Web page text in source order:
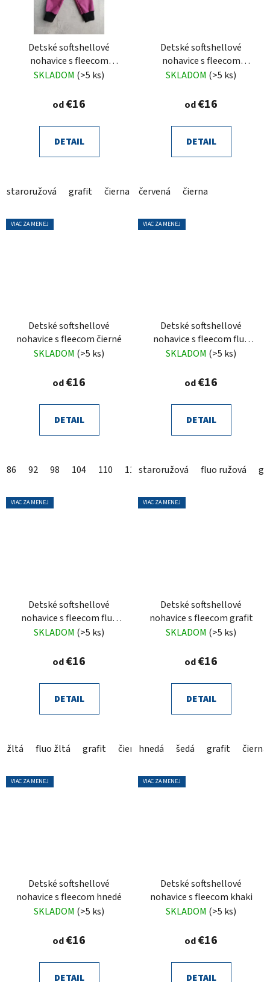
Detské softshellové
nohavice s fleecom
cyklámenové
SKLADOM (>5 ks)
od€16
DETAIL
staroružová grafit čierna Cyklamen
Detské softshellové
nohavice s fleecom
červené
SKLADOM (>5 ks)
od€16
DETAIL
červená čierna
VIAC ZA MENEJ
Detské softshellové
nohavice s fleecom čierné
SKLADOM (>5 ks)
od€16
DETAIL
86 92 98 104 110 116 122 128 134 140
VIAC ZA MENEJ
Detské softshellové
nohavice s fleecom fluo
ružové
SKLADOM (>5 ks)
od€16
DETAIL
staroružová fluo ružová
VIAC ZA MENEJ
Detské softshellové
nohavice s fleecom fluo
žlté
SKLADOM (>5 ks)
od€16
DETAIL
žltá fluo žltá grafit čierna
VIAC ZA MENEJ
Detské softshellové
nohavice s fleecom grafit
SKLADOM (>5 ks)
od€16
DETAIL
hnedá šedá grafit čierna
VIAC ZA MENEJ
Detské softshellové
nohavice s fleecom hnedé
SKLADOM (>5 ks)
od€16
DETAIL
VIAC ZA MENEJ
Detské softshellové
nohavice s fleecom khaki
SKLADOM (>5 ks)
od€16
DETAIL